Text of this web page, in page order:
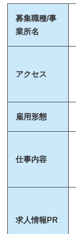
募集職種/事
業所名
アクセス
雇用形態
仕事内容
求人情報PR